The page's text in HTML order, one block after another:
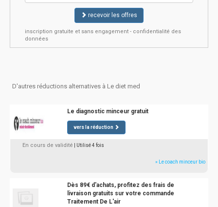
recevoir les offres
inscription gratuite et sans engagement - confidentialité des
données
D'autres réductions alternatives à Le diet med
Le diagnostic minceur gratuit
vers la réduction
En cours de validité | Utilisé 4 fois
» Le coach minceur bio
Dès 89€ d'achats, profitez des frais de
livraison gratuits sur votre commande
Traitement De L'air